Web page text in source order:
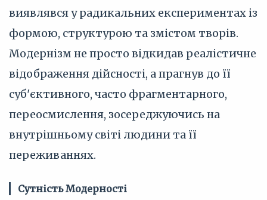
виявлявся у радикальних експериментах із
формою, структурою та змістом творів.
Модернізм не просто відкидав реалістичне
відображення дійсності, а прагнув до її
суб'єктивного, часто фрагментарного,
переосмислення, зосереджуючись на
внутрішньому світі людини та її
переживаннях.
Сутність Модерності